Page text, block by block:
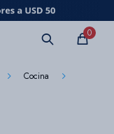
0
Cocina
MI CUENTA